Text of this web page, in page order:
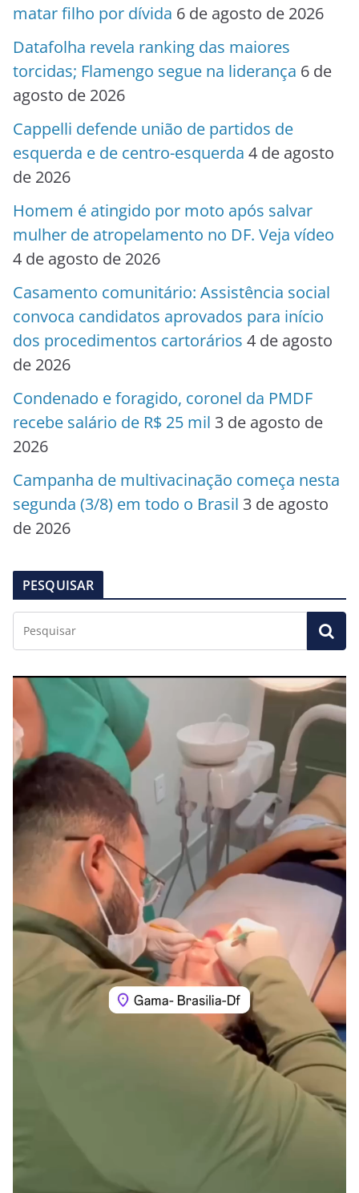
matar filho por dívida 6 de agosto de 2026
Datafolha revela ranking das maiores
torcidas; Flamengo segue na liderança 6 de
agosto de 2026
Cappelli defende união de partidos de
esquerda e de centro-esquerda 4 de agosto
de 2026
Homem é atingido por moto após salvar
mulher de atropelamento no DF. Veja vídeo
4 de agosto de 2026
Casamento comunitário: Assistência social
convoca candidatos aprovados para início
dos procedimentos cartorários 4 de agosto
de 2026
Condenado e foragido, coronel da PMDF
recebe salário de R$ 25 mil 3 de agosto de
2026
Campanha de multivacinação começa nesta
segunda (3/8) em todo o Brasil 3 de agosto
de 2026
PESQUISAR